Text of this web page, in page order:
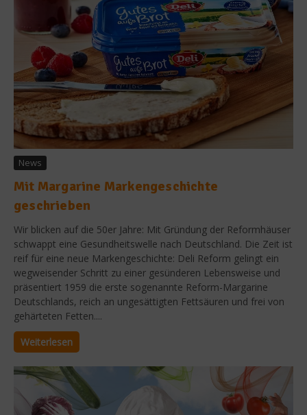
News
Mit Margarine Markengeschichte
geschrieben
Wir blicken auf die 50er Jahre: Mit Gründung der Reformhäuser
schwappt eine Gesundheitswelle nach Deutschland. Die Zeit ist
reif für eine neue Markengeschichte: Deli Reform gelingt ein
wegweisender Schritt zu einer gesünderen Lebensweise und
präsentiert 1959 die erste sogenannte Reform-Margarine
Deutschlands, reich an ungesättigten Fettsäuren und frei von
gehärteten Fetten....
Weiterlesen